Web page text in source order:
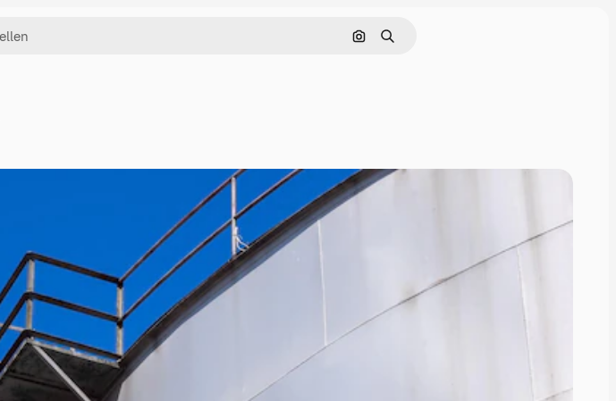
Nach Bild suchen
Suchen